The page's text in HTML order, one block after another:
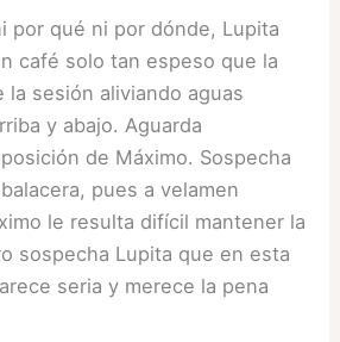
por qué ni por dónde, Lupita
café solo tan espeso que la
sesión aliviando aguas
y abajo. Aguarda
de Máximo. Sospecha
pues a velamen
le resulta difícil mantener la
sospecha Lupita que en esta
seria y merece la pena